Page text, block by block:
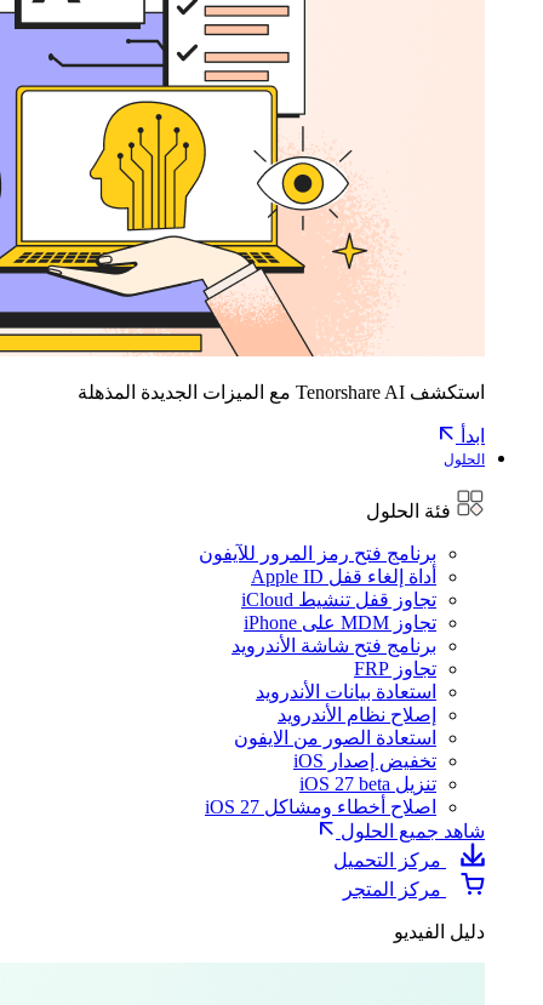
استكشف Tenorshare AI مع الميزات الجديدة المذهلة
ابدأ
الحلول
فئة الحلول
برنامج فتح رمز المرور للآيفون
أداة إلغاء قفل Apple ID
تجاوز قفل تنشيط iCloud
تجاوز MDM على iPhone
برنامج فتح شاشة الأندرويد
تجاوز FRP
استعادة بيانات الأندرويد
إصلاح نظام الأندرويد
استعادة الصور من الايفون
تخفيض إصدار iOS
تنزيل iOS 27 beta
اصلاح أخطاء ومشاكل iOS 27
شاهد جميع الحلول
مركز التحميل
مركز المتجر
دليل الفيديو